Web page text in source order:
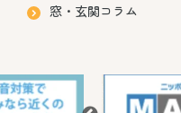
窓・玄関コラム